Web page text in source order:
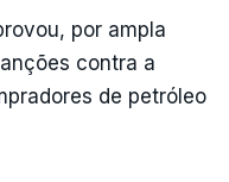
por ampla
contra a
de petróleo